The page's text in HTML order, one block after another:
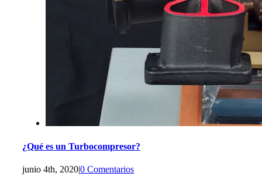
¿Qué es un Turbocompresor?
junio 4th, 2020|0 Comentarios